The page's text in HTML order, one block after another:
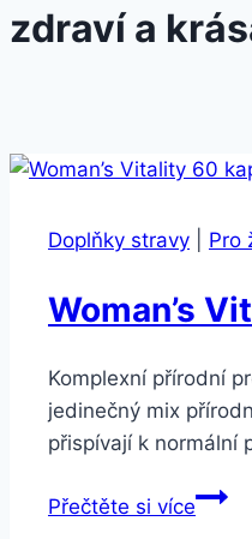
zdraví a
Doplňky stravy Pro
Woman’s
Komplexní přírodní
jedinečný mix
přispívají k normální
Přečtěte si více